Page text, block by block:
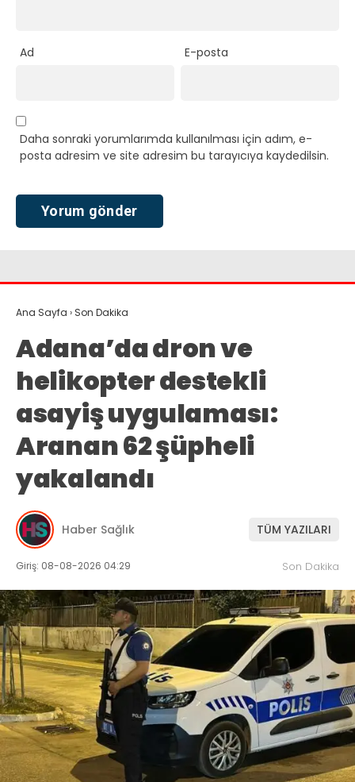
Ad E-posta
Daha sonraki yorumlarımda kullanılması için adım, e-
posta adresim ve site adresim bu tarayıcıya kaydedilsin.
Ana Sayfa › Son Dakika
Adana’da dron ve
helikopter destekli
asayiş uygulaması:
Aranan 62 şüpheli
yakalandı
Haber Sağlık TÜM YAZILARI
Giriş: 08-08-2026 04:29 Son Dakika